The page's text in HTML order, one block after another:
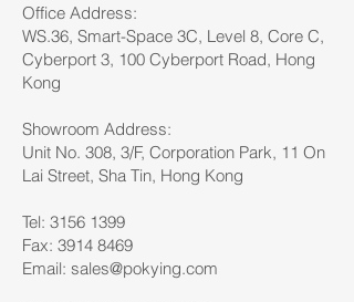
Office Address:
WS.36, Smart-Space 3C, Level 8, Core C,
Cyberport 3, 100 Cyberport Road, Hong
Kong
Showroom Address:
Unit No. 308, 3/F, Corporation Park, 11 On
Lai Street, Sha Tin, Hong Kong
Tel: 3156 1399
Fax: 3914 8469
Email: sales@pokying.com